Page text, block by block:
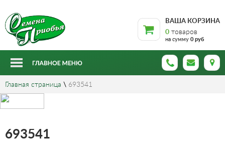
ВАША КОРЗИНА
0 товаров
на сумму 0 руб
Главная страница \ 693541
693541